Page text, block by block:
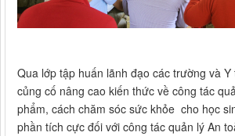
Qua lớp tập huấn lãnh đạo các trường và
củng cố nâng cao kiến thức về công tác
phẩm, cách chăm sóc sức khỏe cho học
phần tích cực đối với công tác quản lý An